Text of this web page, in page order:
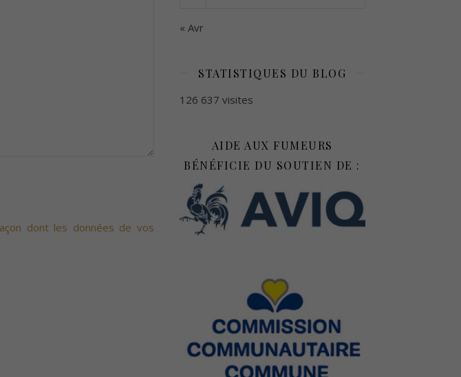
dont les données de vos
« Avr
STATISTIQUES DU BLOG
126 637 visites
AIDE AUX FUMEURS
BÉNÉFICIE DU SOUTIEN DE :